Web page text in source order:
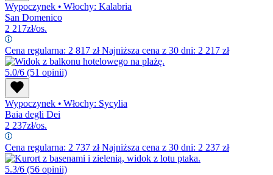
Wypoczynek • Włochy: Kalabria
San Domenico
2 217zł/os.
Cena regularna: 2 817 złNajniższa cena z 30 dni: 2 217 zł
5.0/6 (51 opinii)
Wypoczynek • Włochy: Sycylia
Baia degli Dei
2 237zł/os.
Cena regularna: 2 737 złNajniższa cena z 30 dni: 2 237 zł
5.3/6 (56 opinii)